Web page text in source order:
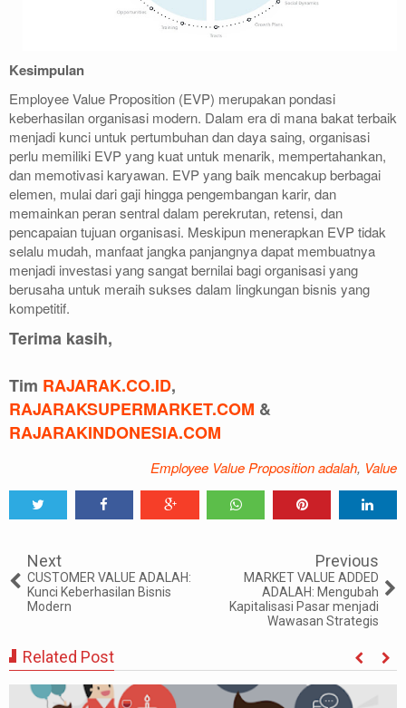
Kesimpulan
Employee Value Proposition (EVP) merupakan pondasi
keberhasilan organisasi modern. Dalam era di mana bakat terbaik
menjadi kunci untuk pertumbuhan dan daya saing, organisasi
perlu memiliki EVP yang kuat untuk menarik, mempertahankan,
dan memotivasi karyawan. EVP yang baik mencakup berbagai
elemen, mulai dari gaji hingga pengembangan karir, dan
memainkan peran sentral dalam perekrutan, retensi, dan
pencapaian tujuan organisasi. Meskipun menerapkan EVP tidak
selalu mudah, manfaat jangka panjangnya dapat membuatnya
menjadi investasi yang sangat bernilai bagi organisasi yang
berusaha untuk meraih sukses dalam lingkungan bisnis yang
kompetitif.
Terima kasih,
Tim RAJARAK.CO.ID,
RAJARAKSUPERMARKET.COM &
RAJARAKINDONESIA.COM
Employee Value Proposition adalah, Value
Next
CUSTOMER VALUE ADALAH:
Kunci Keberhasilan Bisnis
Modern
Previous
MARKET VALUE ADDED
ADALAH: Mengubah
Kapitalisasi Pasar menjadi
Wawasan Strategis
Related Post